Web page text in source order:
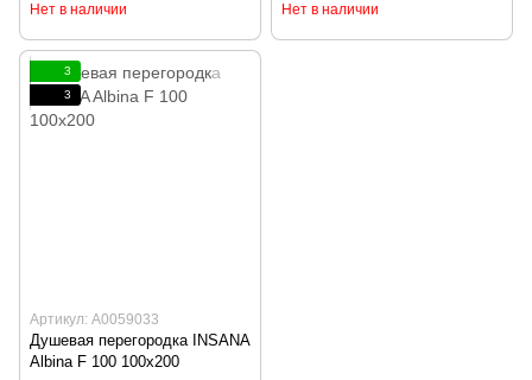
Нет в наличии Нет в наличии
3
3
Артикул: А0059033
Душевая перегородка INSANA
Albina F 100 100x200